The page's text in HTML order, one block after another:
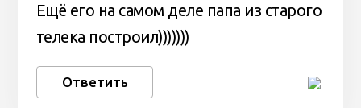
Ещё его на самом деле папа из старого
телека построил)))))))
Ответить